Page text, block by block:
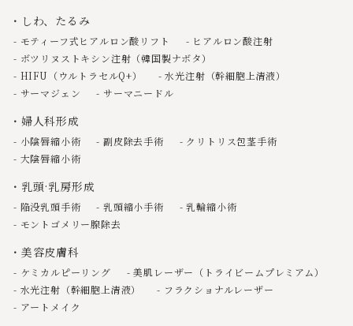
しわ、たるみ
モティーフ式ヒアルロン酸リフト
ヒアルロン酸注射
ボツリヌストキシン注射（韓国製ナボタ）
HIFU（ウルトラセルQ+）
水光注射（幹細胞上清液）
サーマジェン
サーマニードル
婦人科形成
小陰唇縮小術 副皮除去手術
クリトリス包茎手術
大陰唇縮小術
乳頭·乳房形成
陥没乳頭手術 乳頭縮小手術
乳輪縮小術
モントゴメリー腺除去
美容皮膚科
ケミカルピーリング
美肌レーザー（トライビームプレミアム）
水光注射（幹細胞上清液）
フラクショナルレーザー
アートメイク